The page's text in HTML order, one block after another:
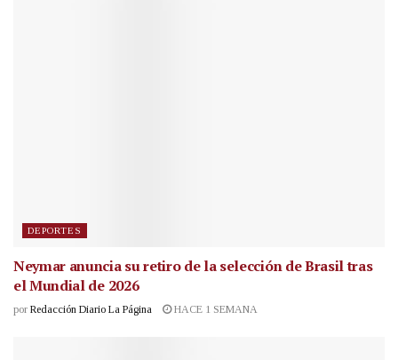
DEPORTES
Neymar anuncia su retiro de la selección de Brasil tras
el Mundial de 2026
por Redacción Diario La Página HACE 1 SEMANA